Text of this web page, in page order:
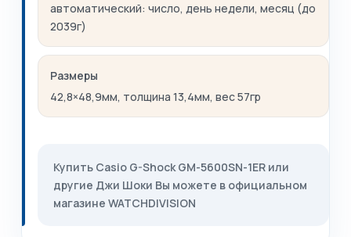
автоматический: число, день недели, месяц (до
2039г)
Размеры
42,8×48,9мм, толщина 13,4мм, вес 57гр
Купить Casio G-Shock GM-5600SN-1ER или
другие Джи Шоки Вы можете в официальном
магазине WATCHDIVISION